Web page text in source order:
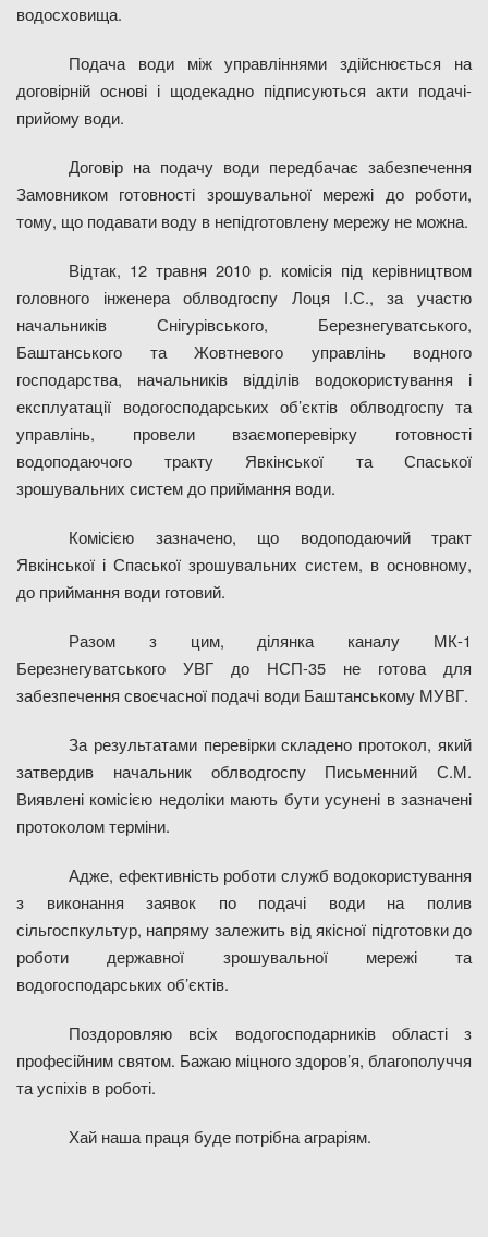
водосховища.
Подача води між управліннями здійснюється на
договірній основі і щодекадно підписуються акти подачі-
прийому води.
Договір на подачу води передбачає забезпечення
Замовником готовності зрошувальної мережі до роботи,
тому, що подавати воду в непідготовлену мережу не можна.
Відтак, 12 травня 2010 р. комісія під керівництвом
головного інженера облводгоспу Лоця І.С., за участю
начальників Снігурівського, Березнегуватського,
Баштанського та Жовтневого управлінь водного
господарства, начальників відділів водокористування і
експлуатації водогосподарських об’єктів облводгоспу та
управлінь, провели взаємоперевірку готовності
водоподаючого тракту Явкінської та Спаської
зрошувальних систем до приймання води.
Комісією зазначено, що
водоподаючий тракт
Явкінської і Спаської зрошувальних систем, в основному,
до приймання води готовий.
Разом з цим, ділянка каналу МК-1
Березнегуватського УВГ до НСП-35 не готова для
забезпечення своєчасної подачі води Баштанському МУВГ.
За результатами перевірки складено протокол, який
затвердив начальник облводгоспу Письменний С.М.
Виявлені комісією недоліки мають бути усунені в зазначені
протоколом терміни.
Адже, ефективність роботи служб водокористування
з виконання заявок по подачі води на полив
сільгоспкультур, напряму залежить від якісної підготовки до
роботи державної зрошувальної мережі та
водогосподарських об’єктів.
Поздоровляю всіх водогосподарників області з
професійним святом. Бажаю міцного здоров’я, благополуччя
та успіхів в роботі.
Хай наша праця буде потрібна аграріям.